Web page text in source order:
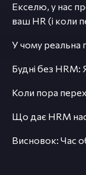
Екселю, у нас
ваш HR (і коли
У чому реальна
Будні без HRM:
Коли пора
Що дає HRM
Висновок: Час